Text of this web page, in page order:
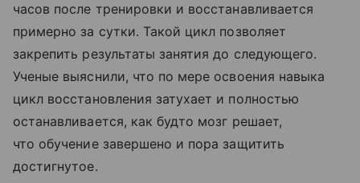
часов после тренировки и восстанавливается
примерно за сутки. Такой цикл позволяет
закрепить результаты занятия до следующего.
Ученые выяснили, что по мере освоения навыка
цикл восстановления затухает и полностью
останавливается, как будто мозг решает,
что обучение завершено и пора защитить
достигнутое.